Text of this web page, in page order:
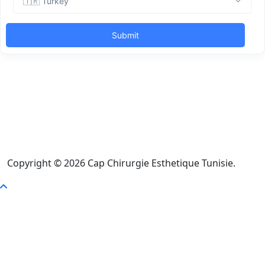
Copyright © 2026 Cap Chirurgie Esthetique Tunisie.